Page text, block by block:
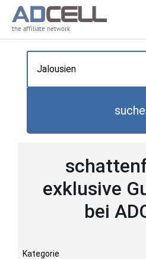
the affiliate network
exklusive
bei
Kategorie